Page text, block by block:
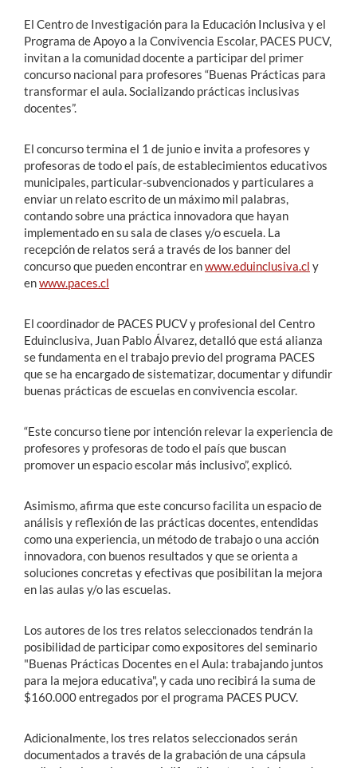
El Centro de Investigación para la Educación Inclusiva y el
Programa de Apoyo a la Convivencia Escolar, PACES PUCV,
invitan a la comunidad docente a participar del primer
concurso nacional para profesores “Buenas Prácticas para
transformar el aula. Socializando prácticas inclusivas
docentes”.
El concurso termina el 1 de junio e invita a profesores y
profesoras de todo el país, de establecimientos educativos
municipales, particular-subvencionados y particulares a
enviar un relato escrito de un máximo mil palabras,
contando sobre una práctica innovadora que hayan
implementado en su sala de clases y/o escuela. La
recepción de relatos será a través de los banner del
concurso que pueden encontrar enwww.eduinclusiva.cl y
enwww.paces.cl
El coordinador de PACES PUCV y profesional del Centro
Eduinclusiva, Juan Pablo Álvarez, detalló que está alianza
se fundamenta en el trabajo previo del programa PACES
que se ha encargado de sistematizar, documentar y difundir
buenas prácticas de escuelas en convivencia escolar.
“Este concurso tiene por intención relevar la experiencia de
profesores y profesoras de todo el país que buscan
promover un espacio escolar más inclusivo”, explicó.
Asimismo, afirma que este concurso facilita un espacio de
análisis y reflexión de las prácticas docentes, entendidas
como una experiencia, un método de trabajo o una acción
innovadora, con buenos resultados y que se orienta a
soluciones concretas y efectivas que posibilitan la mejora
en las aulas y/o las escuelas.
Los autores de los tres relatos seleccionados tendrán la
posibilidad de participar como expositores del seminario
"Buenas Prácticas Docentes en el Aula: trabajando juntos
para la mejora educativa", y cada uno recibirá la suma de
$160.000 entregados por el programa PACES PUCV.
Adicionalmente, los tres relatos seleccionados serán
documentados a través de la grabación de una cápsula